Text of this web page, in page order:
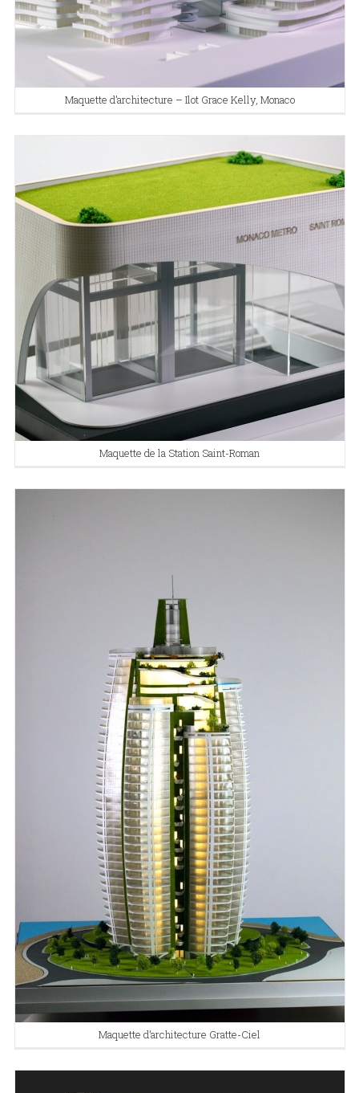
Maquette d’architecture – Ilot Grace Kelly, Monaco
Maquette de la Station Saint-Roman
Maquette d’architecture Gratte-Ciel